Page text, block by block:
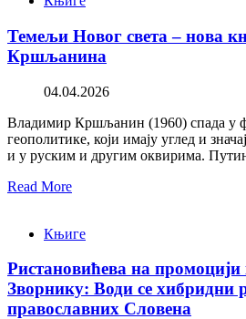
Темељи Новог света – нова
Кршљанина
04.04.2026
Владимир Кршљанин (1960) спада у
геополитике, који имају углед и
и у руским и другим оквирима.
Read More
Књиге
Ристановићева на
Зворнику: Води се хибридни
православних Словена